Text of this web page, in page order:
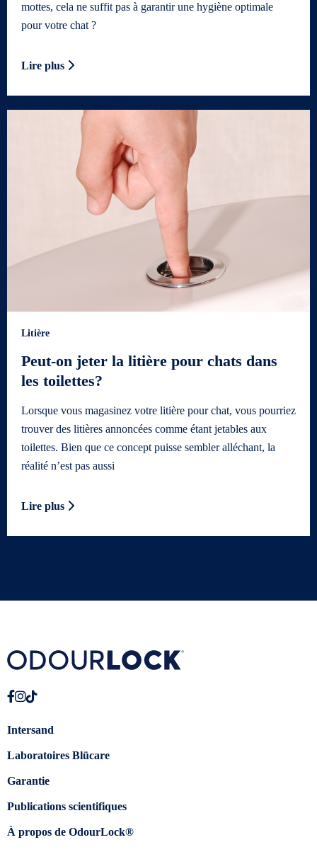
mottes, cela ne suffit pas à garantir une hygiène optimale
pour votre chat ?
Lire plus
Litière
Peut-on jeter la litière pour chats dans
les toilettes?
Lorsque vous magasinez votre litière pour chat, vous pourriez
trouver des litières annoncées comme étant jetables aux
toilettes. Bien que ce concept puisse sembler alléchant, la
réalité n’est pas aussi
Lire plus
Intersand
Laboratoires Blücare
Garantie
Publications scientifiques
À propos de OdourLock®